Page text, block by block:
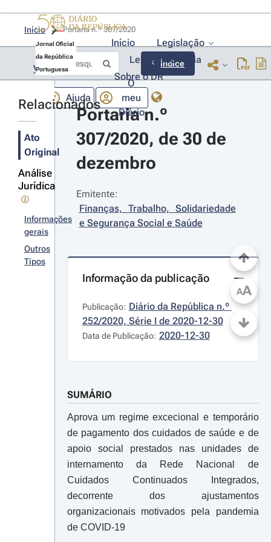
Jornal Oficial
da República
Portuguesa
Início
Legislação
Lexionário
Lia
Sobre o DR
Ajuda
O
meu
Diário
Início
Voltar Índice
Relacionados
Ato
Original
Análise
Jurídica
Informações
gerais
Outros
Tipos
Portaria n.º
307/2020, de 30 de
dezembro
Emitente:
Finanças, Trabalho, Solidariedade
e Segurança Social e Saúde
Informação da publicação
Publicação: Diário da República n.º
252/2020, Série I de 2020-12-30
Data de Publicação: 2020-12-30
SUMÁRIO
Aprova um regime excecional e temporário
de pagamento dos cuidados de saúde e de
apoio social prestados nas unidades de
internamento da Rede Nacional de
Cuidados Continuados Integrados,
decorrente dos ajustamentos
organizacionais motivados pela pandemia
de COVID-19
AA